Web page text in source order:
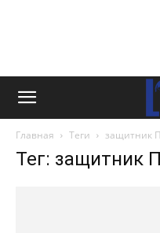
Главная Теги защитник
Тег: защитник